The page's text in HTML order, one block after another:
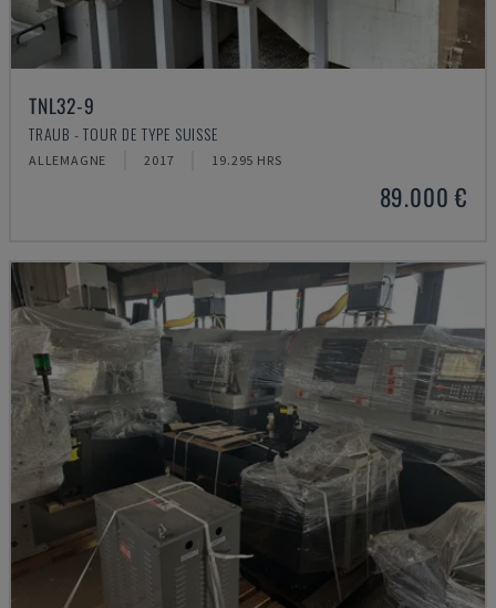
TNL32-9
TRAUB - TOUR DE TYPE SUISSE
ALLEMAGNE 2017 19.295 HRS
89.000 €